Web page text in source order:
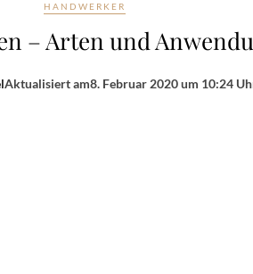
HANDWERKER
– Arten und
Aktualisiert am8. Februar 2020 um 10:24